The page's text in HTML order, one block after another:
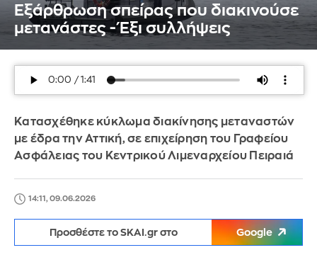
Εξάρθρωση σπείρας που διακινούσε
μετανάστες - Έξι συλλήψεις
Κατασχέθηκε κύκλωμα διακίνησης μεταναστών
με έδρα την Αττική, σε επιχείρηση του Γραφείου
Ασφάλειας του Κεντρικού Λιμεναρχείου Πειραιά
14:11, 09.06.2026
Προσθέστε το SKAI.gr στο Google